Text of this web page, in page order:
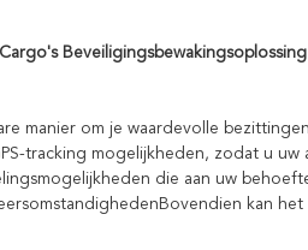
manier om je waardevolle
tracking mogelijkheden, zodat u
die aan uw
kan